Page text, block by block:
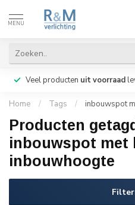
MENU
Veel producten uit voorraad
Home / Tags / inbouwspot
Producten
inbouwspot met
inbouwhoogte